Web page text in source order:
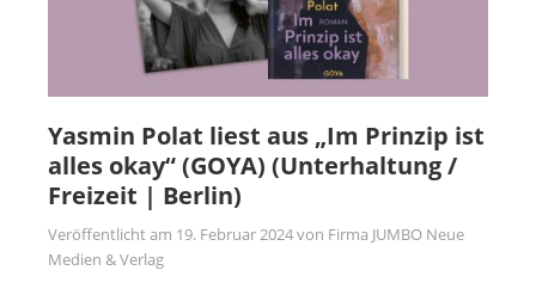
Yasmin Polat liest aus „Im Prinzip ist
alles okay“ (GOYA) (Unterhaltung /
Freizeit | Berlin)
Veröffentlicht am 19. Februar 2024von Firma JUMBO Neue
Medien & Verlag